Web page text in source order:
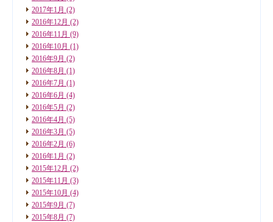
2017年1月 (2)
2016年12月 (2)
2016年11月 (9)
2016年10月 (1)
2016年9月 (2)
2016年8月 (1)
2016年7月 (1)
2016年6月 (4)
2016年5月 (2)
2016年4月 (5)
2016年3月 (5)
2016年2月 (6)
2016年1月 (2)
2015年12月 (2)
2015年11月 (3)
2015年10月 (4)
2015年9月 (7)
2015年8月 (7)